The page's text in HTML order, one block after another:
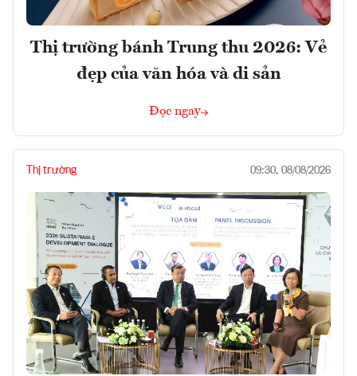
Thị trường bánh Trung thu 2026: Vẻ
đẹp của văn hóa và di sản
Đọc ngay
Thị trường 09:30, 08/08/2026